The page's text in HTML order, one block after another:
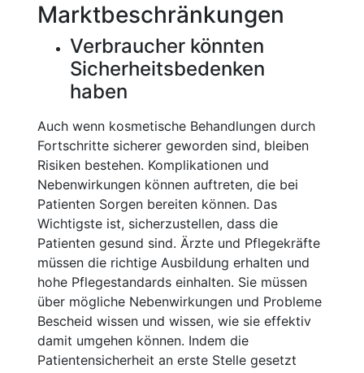
Marktbeschränkungen
Verbraucher könnten
Sicherheitsbedenken
haben
Auch wenn kosmetische Behandlungen durch
Fortschritte sicherer geworden sind, bleiben
Risiken bestehen. Komplikationen und
Nebenwirkungen können auftreten, die bei
Patienten Sorgen bereiten können. Das
Wichtigste ist, sicherzustellen, dass die
Patienten gesund sind. Ärzte und Pflegekräfte
müssen die richtige Ausbildung erhalten und
hohe Pflegestandards einhalten. Sie müssen
über mögliche Nebenwirkungen und Probleme
Bescheid wissen und wissen, wie sie effektiv
damit umgehen können. Indem die
Patientensicherheit an erste Stelle gesetzt